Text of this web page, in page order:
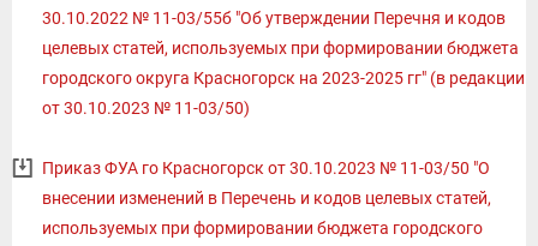
30.10.2022 № 11-03/55б "Об утверждении Перечня и кодов
целевых статей, используемых при формировании бюджета
городского округа Красногорск на 2023-2025 гг" (в редакции
от 30.10.2023 № 11-03/50)
Приказ ФУА го Красногорск от 30.10.2023 № 11-03/50 "О
внесении изменений в Перечень и кодов целевых статей,
используемых при формировании бюджета городского